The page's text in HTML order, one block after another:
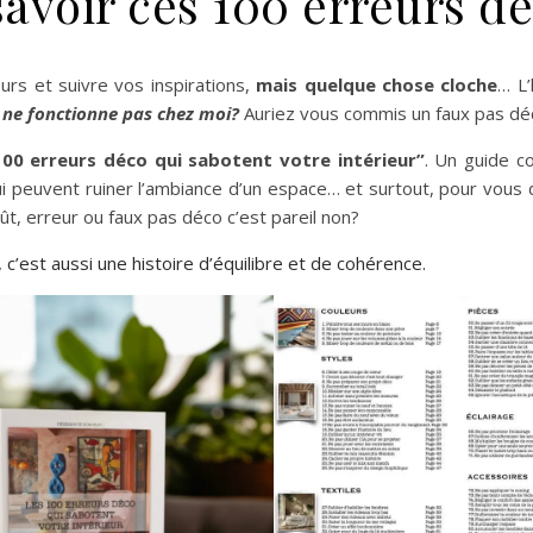
et suivre vos inspirations, mais quelque chose cloche…
fonctionne pas chez moi?Auriez vous commis un faux pas
erreurs déco qui sabotent votre intérieur”. Un guide
ruiner l’ambiance d’un espace… et surtout, pour vous
erreur ou faux pas déco c’est pareil non?
aussi une histoire d’équilibre et de cohérence.